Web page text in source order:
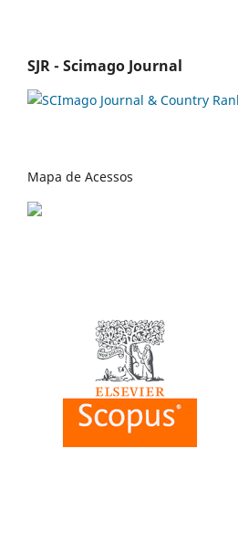
SJR - Scimago Journal
Mapa de Acessos